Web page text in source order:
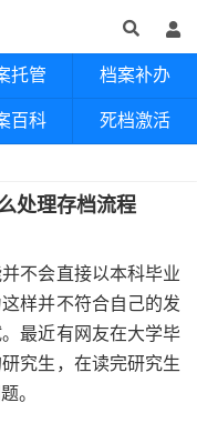
托管 档案补办
百科 死档激活
处理存档流程
不会直接以本科毕业
样并不符合自己的发
最近有网友在大学毕
究生，在读完研究生
。